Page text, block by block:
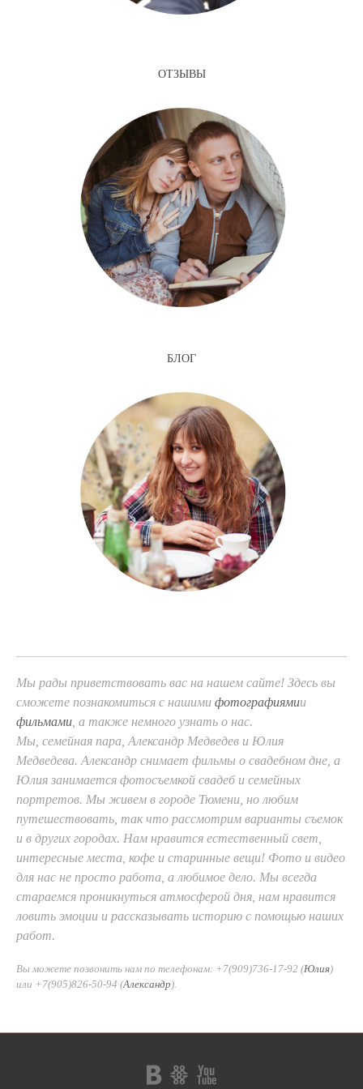
ОТЗЫВЫ
БЛОГ
Мы рады приветствовать вас на нашем сайте! Здесь вы
сможете познакомиться с нашими фотографиямии
фильмами , а также немного узнать о нас.
Мы, семейная пара, Александр Медведев и Юлия
Медведева. Александр снимает фильмы о свадебном дне, а
Юлия занимается фотосъемкой свадеб и семейных
портретов. Мы живем в городе Тюмени, но любим
путешествовать, так что рассмотрим варианты съемок
и в других городах. Нам нравится естественный свет,
интересные места, кофе и старинные вещи! Фото и видео
для нас не просто работа, а любимое дело. Мы всегда
стараемся проникнуться атмосферой дня, нам нравится
ловить эмоции и рассказывать историю с помощью наших
работ.
Вы можете позвонить нам по телефонам: +7(909)736-17-92 (Юлия)
или +7(905)826-50-94 (Александр).